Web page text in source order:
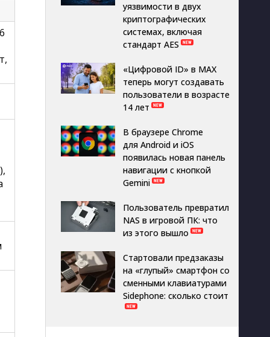
уязвимости в двух
криптографических
системах, включая
стандарт AES
«Цифровой ID» в MAX
теперь могут создавать
пользователи в возрасте
14 лет
В браузере Chrome
для Android и iOS
появилась новая панель
навигации с кнопкой
Gemini
Пользователь превратил
NAS в игровой ПК: что
из этого вышло
Стартовали предзаказы
на «глупый» смартфон со
сменными клавиатурами
Sidephone: сколько стоит